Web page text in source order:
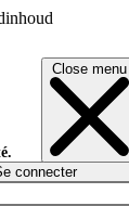
Close menu
connecter